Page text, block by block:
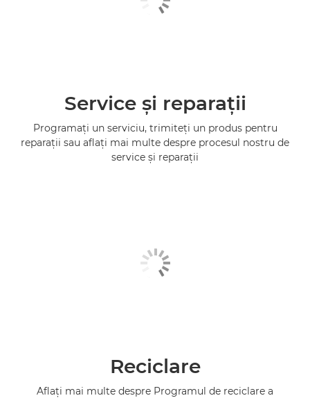
Service şi reparaţii
Programaţi un serviciu, trimiteţi un produs pentru
reparaţii sau aflaţi mai multe despre procesul nostru de
service şi reparaţii
Reciclare
Aflaţi mai multe despre Programul de reciclare a